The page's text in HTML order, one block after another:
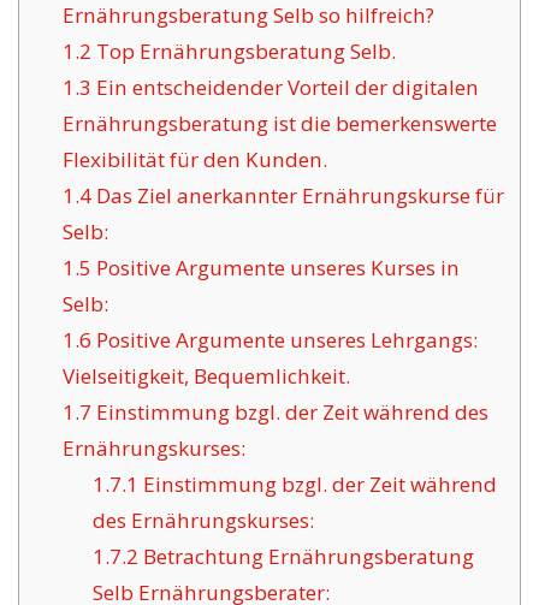
Ernährungsberatung Selb so hilfreich?
1.2 Top Ernährungsberatung Selb.
1.3 Ein entscheidender Vorteil der digitalen
Ernährungsberatung ist die bemerkenswerte
Flexibilität für den Kunden.
1.4Das Ziel anerkannter Ernährungskurse für
Selb:
1.5 Positive Argumente unseres Kurses in
Selb:
1.6 Positive Argumente unseres Lehrgangs:
Vielseitigkeit, Bequemlichkeit.
1.7 Einstimmung bzgl. der Zeit während des
Ernährungskurses:
1.7.1 Einstimmung bzgl. der Zeit während
des Ernährungskurses:
1.7.2 Betrachtung Ernährungsberatung
Selb Ernährungsberater: